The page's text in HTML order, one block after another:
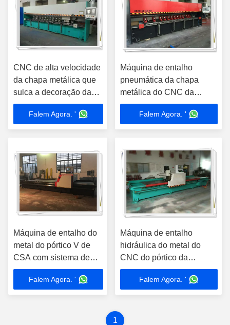
CNC de alta velocidade
da chapa metálica que
sulca a decoração da
máquina personalizada
Falem Agora. '
Máquina de entalho
pneumática da chapa
metálica do CNC da
braçadeira para a placa de
metal V que cortam
Falem Agora. '
Máquina de entalho do
metal do pórtico V de
CSA com sistema de
controlo do automóvel
do CNC
Falem Agora. '
Máquina de entalho
hidráulica do metal do
CNC do pórtico da
braçadeira para a chapa
metálica V que sulcam
Falem Agora. '
1